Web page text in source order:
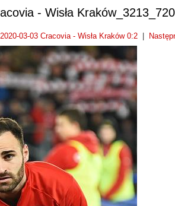
- Wisła Kraków_3213_720
2020-03-03 Cracovia - Wisła Kraków 0:2